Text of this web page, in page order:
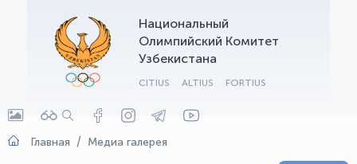
Национальный
Олимпийский Комитет
Узбекистана
CITIUS ALTIUS FORTIUS
Главная Медиа галерея
OLYMPCHIK AI - yordamchi
Онлайн · olympic.uz